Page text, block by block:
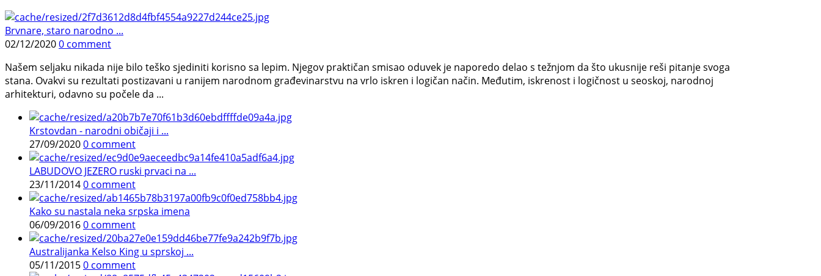
Brvnare, staro narodno ...
02/12/20200 comment
Našem seljaku nikada nije bilo teško sjediniti korisno sa lepim. Njegov praktičan smisao oduvek je naporedo delao s težnjom da što ukusnije reši pitanje svoga
stana. Ovakvi su rezultati postizavani u ranijem narodnom građevinarstvu na vrlo iskren i logičan način. Međutim, iskrenost i logičnost u seoskoj, narodnoj
arhitekturi, odavno su počele da ...
Krstovdan - narodni običaji i ...
27/09/20200 comment
LABUDOVO JEZERO ruski prvaci na ...
23/11/20140 comment
Kako su nastala neka srpska imena
06/09/20160 comment
Australijanka Kelso King u sprskoj ...
05/11/20150 comment